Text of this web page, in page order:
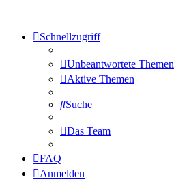
Schnellzugriff
Unbeantwortete Themen
Aktive Themen
Suche
Das Team
FAQ
Anmelden